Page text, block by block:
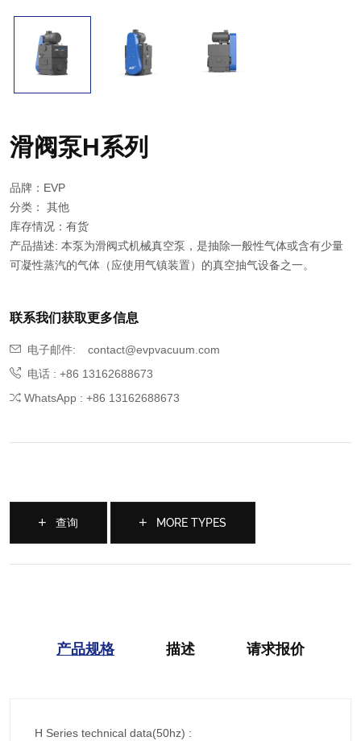
滑阀泵H系列
品牌：EVP
分类： 其他
库存情况：有货
产品描述: 本泵为滑阀式机械真空泵，是抽除一般性气体或含有少量
可凝性蒸汽的气体（应使用气镇装置）的真空抽气设备之一。
联系我们获取更多信息
电子邮件:
contact@evpvacuum.com
电话 : +86 13162688673
WhatsApp : +86 13162688673
查询 MORE TYPES
产品规格 描述 请求报价
H Series technical data(50hz) :